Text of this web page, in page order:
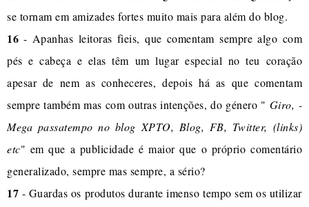
se tornam em amizades fortes muito mais para além do blog.
16 - Apanhas leitoras fieis, que comentam sempre algo com
pés e cabeça e elas têm um lugar especial no teu coração
apesar de nem as conheceres, depois há as que comentam
sempre também mas com outras intenções, do género " Giro, -
Mega passatempo no blog XPTO, Blog, FB, Twitter, (links)
etc" em que a publicidade é maior que o próprio comentário
generalizado, sempre mas sempre, a sério?
17 - Guardas os produtos durante imenso tempo sem os utilizar